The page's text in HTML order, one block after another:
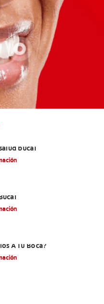
bucal
A Tu Boca?